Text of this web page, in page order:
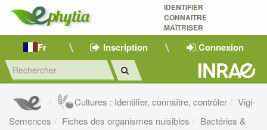
IDENTIFIER
CONNAÎTRE
MAÎTRISER
Fr Inscription Connexion
Cultures : Identifier, connaître, contrôler
Vigi-
Semences
Fiches des organismes nuisibles
Bactéries &